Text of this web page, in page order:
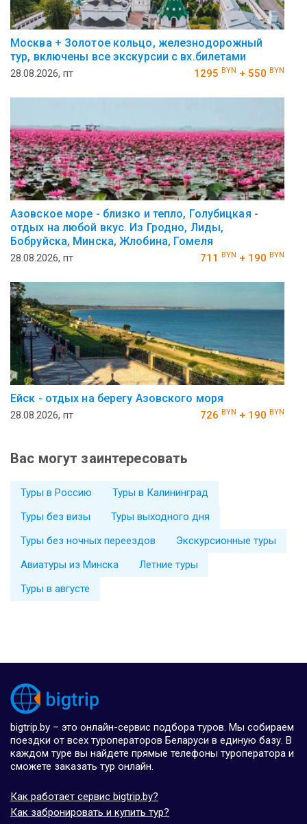
Москва + Золотое кольцо, железнодорожный
тур, включены все экскурсии с вх.билетами
28.08.2026, пт 1295 BYN + 550 BYN
Азовское море - близко и тепло, Голубицкая -
отдых на любой вкус. Из Гродно, Лиды,
Бобруйска, Минска, Жлобина, Гомеля
28.08.2026, пт 711 BYN + 190 BYN
Ейск - отдых на берегу Азовского моря
28.08.2026, пт 726 BYN + 190 BYN
Вас могут заинтересовать
Туры в Россию
Туры в Калининград
Туры без визы
Туры выходного дня
Туры без ночных переездов
Экскурсионные туры
Авиатуры из Минска
Летние туры
Туры в августе
bigtrip.by – это онлайн-сервис подбора туров. Мы собираем
поездки от всех туроператоров Беларуси в единую базу. В
каждом туре вы найдете прямые телефоны туроператора и
сможете заказать тур онлайн.
Как работает сервис bigtrip.by?
Как забронировать и купить тур?